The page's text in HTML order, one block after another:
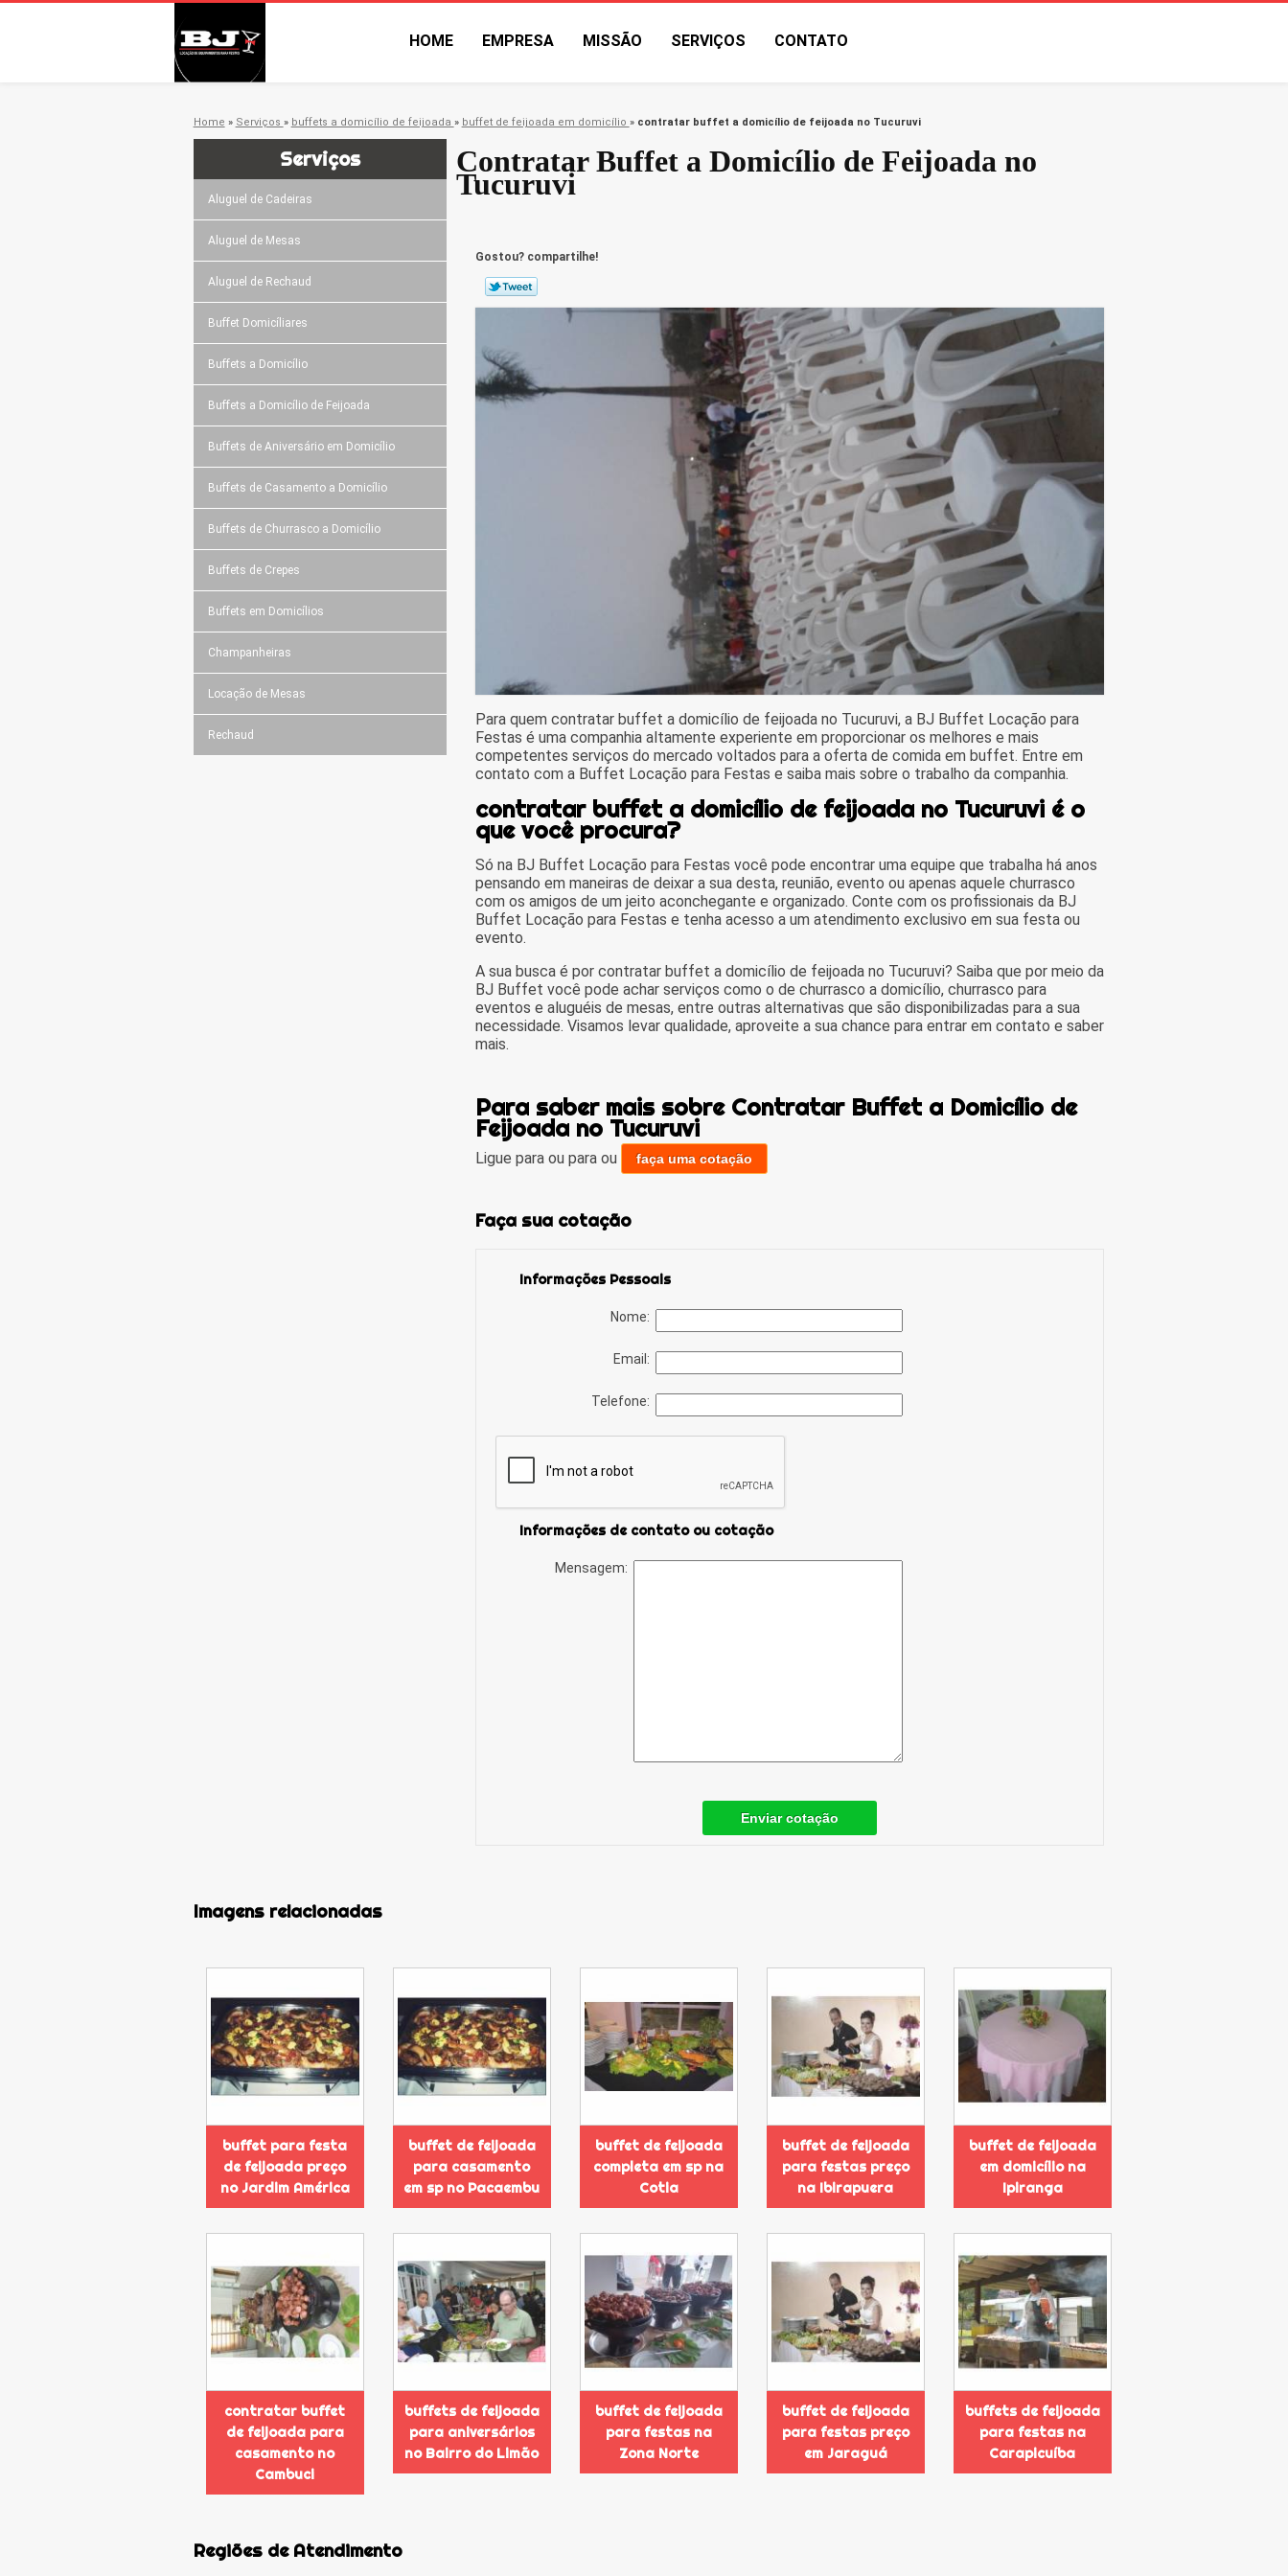
HOME EMPRESA MISSÃO SERVIÇOS CONTATO
Home » Serviços » buffets a domicílio de feijoada » buffet de feijoada em domicílio » contratar buffet a domicílio de feijoada no Tucuruvi
Serviços
Aluguel de Cadeiras
Aluguel de Mesas
Aluguel de Rechaud
Buffet Domicíliares
Buffets a Domicílio
Buffets a Domicílio de Feijoada
Buffets de Aniversário em Domicílio
Buffets de Casamento a Domicílio
Buffets de Churrasco a Domicílio
Buffets de Crepes
Buffets em Domicílios
Champanheiras
Locação de Mesas
Rechaud
Contratar Buffet a Domicílio de Feijoada no
Tucuruvi
Gostou? compartilhe!
Para quem contratar buffet a domicílio de feijoada no Tucuruvi, a BJ Buffet Locação para
Festas é uma companhia altamente experiente em proporcionar os melhores e mais
competentes serviços do mercado voltados para a oferta de comida em buffet. Entre em
contato com a Buffet Locação para Festas e saiba mais sobre o trabalho da companhia.
contratar buffet a domicílio de feijoada no Tucuruvi é o
que você procura?
Só na BJ Buffet Locação para Festas você pode encontrar uma equipe que trabalha há anos
pensando em maneiras de deixar a sua desta, reunião, evento ou apenas aquele churrasco
com os amigos de um jeito aconchegante e organizado. Conte com os profissionais da BJ
Buffet Locação para Festas e tenha acesso a um atendimento exclusivo em sua festa ou
evento.
A sua busca é por contratar buffet a domicílio de feijoada no Tucuruvi? Saiba que por meio da
BJ Buffet você pode achar serviços como o de churrasco a domicílio, churrasco para
eventos e aluguéis de mesas, entre outras alternativas que são disponibilizadas para a sua
necessidade. Visamos levar qualidade, aproveite a sua chance para entrar em contato e saber
mais.
Para saber mais sobre Contratar Buffet a Domicílio de
Feijoada no Tucuruvi
Ligue para ou para ou faça uma cotação
Faça sua cotação
Informações Pessoais
Nome:
Email:
Telefone:
Informações de contato ou cotação
Mensagem:
Enviar cotação
Imagens relacionadas
buffet para festa
de feijoada preço
no Jardim América
buffet de feijoada
para casamento
em sp no Pacaembu
buffet de feijoada
completa em sp na
Cotia
buffet de feijoada
para festas preço
na Ibirapuera
buffet de feijoada
em domicílio na
Ipiranga
contratar buffet
de feijoada para
casamento no
Cambuci
buffets de feijoada
para aniversários
no Bairro do Limão
buffet de feijoada
para festas na
Zona Norte
buffet de feijoada
para festas preço
em Jaraguá
buffets de feijoada
para festas na
Carapicuíba
Regiões de Atendimento